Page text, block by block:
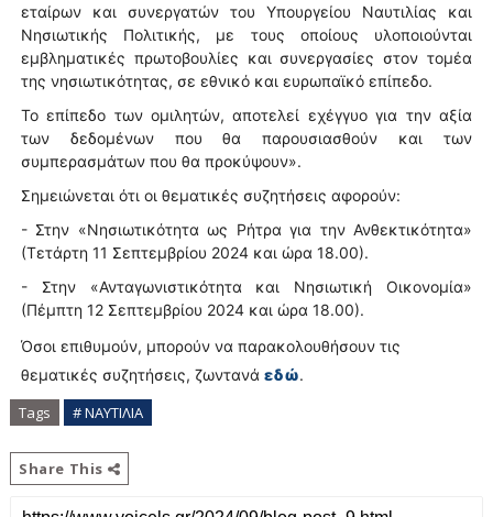
εταίρων και συνεργατών του Υπουργείου Ναυτιλίας και
Νησιωτικής Πολιτικής, με τους οποίους υλοποιούνται
εμβληματικές πρωτοβουλίες και συνεργασίες στον τομέα
της νησιωτικότητας, σε εθνικό και ευρωπαϊκό επίπεδο.
Το επίπεδο των ομιλητών, αποτελεί εχέγγυο για την αξία
των δεδομένων που θα παρουσιασθούν και των
συμπερασμάτων που θα προκύψουν».
Σημειώνεται ότι οι θεματικές συζητήσεις αφορούν:
- Στην «Νησιωτικότητα ως Ρήτρα για την Ανθεκτικότητα»
(Τετάρτη 11 Σεπτεμβρίου 2024 και ώρα 18.00).
- Στην «Ανταγωνιστικότητα και Νησιωτική Οικονομία»
(Πέμπτη 12 Σεπτεμβρίου 2024 και ώρα 18.00).
Όσοι επιθυμούν, μπορούν να παρακολουθήσουν τις
θεματικές συζητήσεις, ζωντανά εδώ.
Tags # ΝΑΥΤΙΛΙΑ
Share This